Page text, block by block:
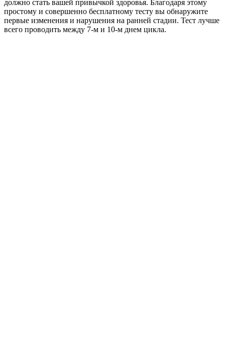
должно стать вашей привычкой здоровья. Благодаря этому
простому и совершенно бесплатному тесту вы обнаружите
первые изменения и нарушения на ранней стадии. Тест лучше
всего проводить между 7-м и 10-м днем цикла.